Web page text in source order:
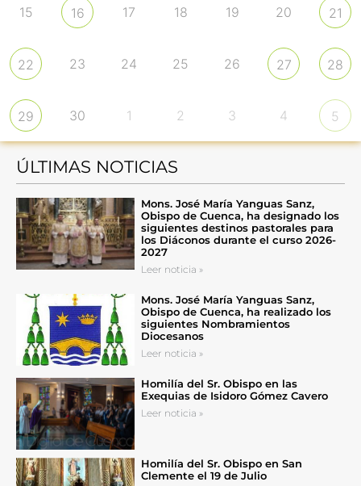
15 16 17 18 19 20 21
22 23 24 25 26 27 28
29 30 1 2 3 4 5
ÚLTIMAS NOTICIAS
Mons. José María Yanguas Sanz,
Obispo de Cuenca, ha designado los
siguientes destinos pastorales para
los Diáconos durante el curso 2026-
2027
Leer noticia »
Mons. José María Yanguas Sanz,
Obispo de Cuenca, ha realizado los
siguientes Nombramientos
Diocesanos
Leer noticia »
Homilía del Sr. Obispo en las
Exequias de Isidoro Gómez Cavero
Leer noticia »
Homilía del Sr. Obispo en San
Clemente el 19 de Julio